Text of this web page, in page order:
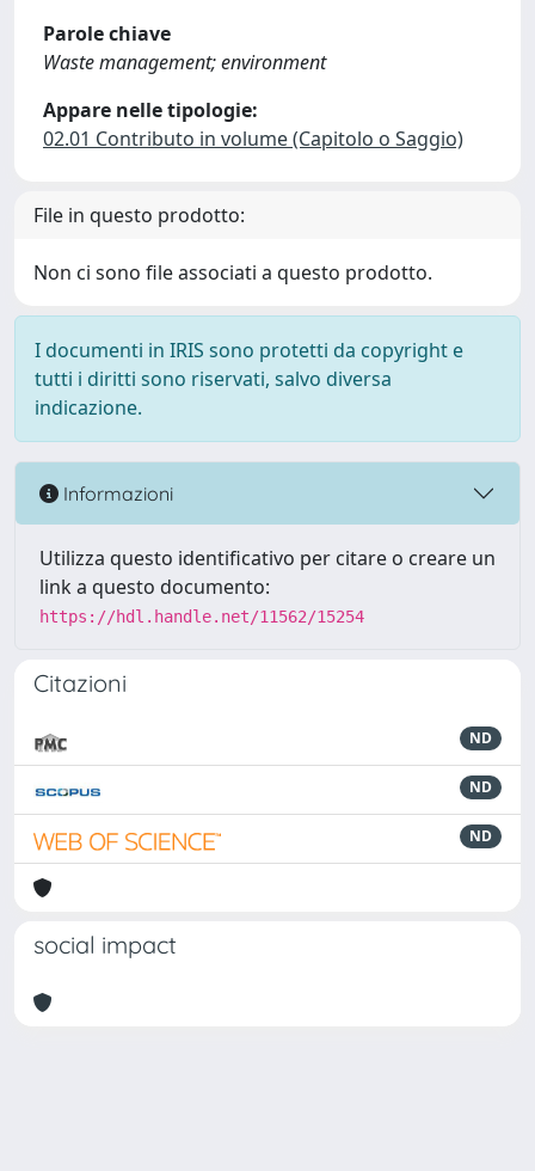
Parole chiave
Waste management; environment
Appare nelle tipologie:
02.01 Contributo in volume (Capitolo o Saggio)
File in questo prodotto:
Non ci sono file associati a questo prodotto.
I documenti in IRIS sono protetti da copyright e
tutti i diritti sono riservati, salvo diversa
indicazione.
Informazioni
Utilizza questo identificativo per citare o creare un
link a questo documento:
https://hdl.handle.net/11562/15254
Citazioni
ND
ND
ND
social impact